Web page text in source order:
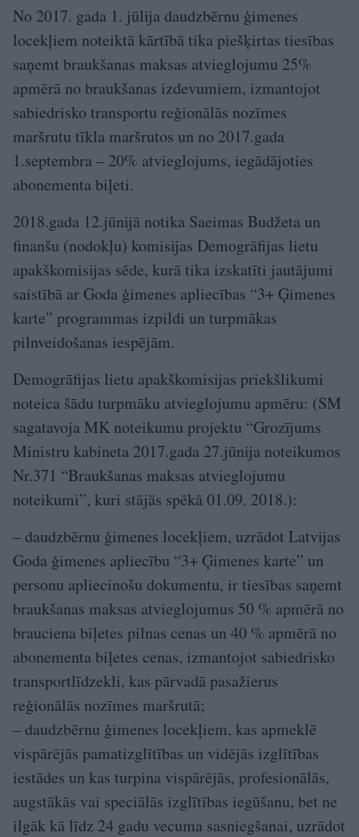
No 2017. gada 1. jūlija daudzbērnu ģimenes
locekļiem noteiktā kārtībā tika piešķirtas tiesības
saņemt braukšanas maksas atvieglojumu 25%
apmērā no braukšanas izdevumiem, izmantojot
sabiedrisko transportu reģionālās nozīmes
maršrutu tīkla maršrutos un no 2017.gada
1.septembra – 20% atvieglojums, iegādājoties
abonementa biļeti.
2018.gada 12.jūnijā notika Saeimas Budžeta un
finanšu (nodokļu) komisijas Demogrāfijas lietu
apakškomisijas sēde, kurā tika izskatīti jautājumi
saistībā ar Goda ģimenes apliecības “3+ Ģimenes
karte” programmas izpildi un turpmākas
pilnveidošanas iespējām.
Demogrāfijas lietu apakškomisijas priekšlikumi
noteica šādu turpmāku atvieglojumu apmēru: (SM
sagatavoja MK noteikumu projektu “Grozījums
Ministru kabineta 2017.gada 27.jūnija noteikumos
Nr.371 “Braukšanas maksas atvieglojumu
noteikumi”, kuri stājās spēkā 01.09. 2018.):
– daudzbērnu ģimenes locekļiem, uzrādot Latvijas
Goda ģimenes apliecību “3+ Ģimenes karte” un
personu apliecinošu dokumentu, ir tiesības saņemt
braukšanas maksas atvieglojumus 50 % apmērā no
brauciena biļetes pilnas cenas un 40 % apmērā no
abonementa biļetes cenas, izmantojot sabiedrisko
transportlīdzekli, kas pārvadā pasažierus
reģionālās nozīmes maršrutā;
– daudzbērnu ģimenes locekļiem, kas apmeklē
vispārējās pamatizglītības un vidējās izglītības
iestādes un kas turpina vispārējās, profesionālās,
augstākās vai speciālās izglītības iegūšanu, bet ne
ilgāk kā līdz 24 gadu vecuma sasniegšanai, uzrādot